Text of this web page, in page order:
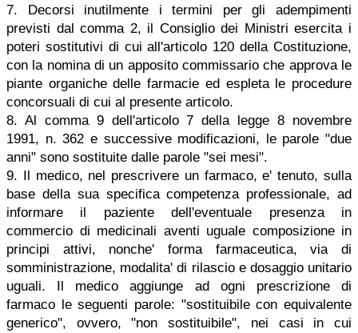
7. Decorsi inutilmente i termini per gli adempimenti
previsti dal comma 2, il Consiglio dei Ministri esercita i
poteri sostitutivi di cui all'articolo 120 della Costituzione,
con la nomina di un apposito commissario che approva le
piante organiche delle farmacie ed espleta le procedure
concorsuali di cui al presente articolo.
8. Al comma 9 dell'articolo 7 della legge 8 novembre
1991, n. 362 e successive modificazioni, le parole "due
anni" sono sostituite dalle parole "sei mesi".
9. Il medico, nel prescrivere un farmaco, e' tenuto, sulla
base della sua specifica competenza professionale, ad
informare il paziente dell'eventuale presenza in
commercio di medicinali aventi uguale composizione in
principi attivi, nonche' forma farmaceutica, via di
somministrazione, modalita' di rilascio e dosaggio unitario
uguali. Il medico aggiunge ad ogni prescrizione di
farmaco le seguenti parole: "sostituibile con equivalente
generico", ovvero, "non sostituibile", nei casi in cui